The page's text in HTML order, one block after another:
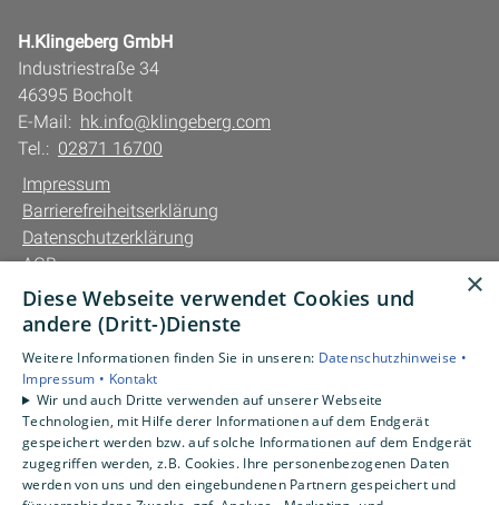
H.Klingeberg GmbH
Industriestraße 34
46395 Bocholt
E-Mail: hk.info@klingeberg.com
Tel.: 02871 16700
Impressum
Barrierefreiheitserklärung
Datenschutzerklärung
AGB
Unsere Bereiche
Gewerbekunden
Karriere
Unternehmen
Kontakt
×
Diese Webseite verwendet Cookies und
andere (Dritt-)Dienste
Weitere Informationen finden Sie in unseren: Datenschutzhinweise •
Impressum • Kontakt
Wir und auch Dritte verwenden auf unserer Webseite
Technologien, mit Hilfe derer Informationen auf dem Endgerät
gespeichert werden bzw. auf solche Informationen auf dem Endgerät
zugegriffen werden, z.B. Cookies. Ihre personenbezogenen Daten
werden von uns und den eingebundenen Partnern gespeichert und